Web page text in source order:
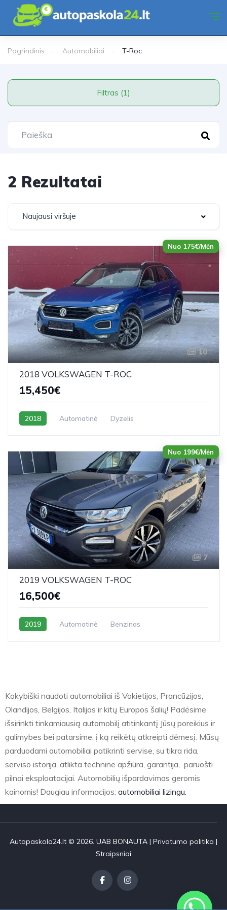
Pagrindinis Automobiliai T-Roc
Filtras (1)
2 Rezultatai
Naujausi viršuje
Nuo 175€/Mėn
10
2018 VOLKSWAGEN T-ROC
15,450€
2018 Automatinė Dyzelis
Nuo 199€/Mėn
7
2019 VOLKSWAGEN T-ROC
16,500€
2019 Automatinė Benzinas
Kokybiški naudoti automobiliai iš Vokietijos, Prancūzijos,
Olandijos, Belgijos, Italijos ir kitų Europos šalių! Padėsime
išsirinkti tinkamiausią automobilį atitinkantį Jūsų poreikius ir
galimybes bei patarsime, į ką reikėtų atkreipti dėmesį. Mūsų
parduodami automobiliai patikrinti servise, su tikra rida,
serviso istorija, atlikta technine apžiūra, garantija, paruošti
pilnai eksploatacijai. Automobilių išpardavimas geromis
kainomis! Daugiau informacijos: automobiliai lizingu.
Autopaskola24.lt © 2026. UAB BONAUTA | Privatumo politika |
Straipsniai